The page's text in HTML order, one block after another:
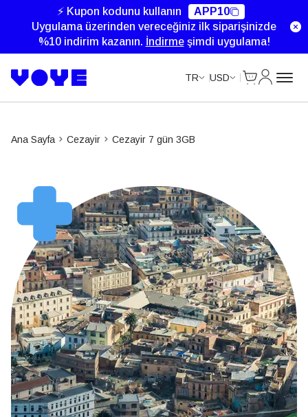
⚡ Kupon kodunu kullanın
APP10
Uygulama üzerinden vereceğiniz ilk siparişinizde
%10 indirim kazanın. İndirmeşimdi uygulama!
TR USD
Ana Sayfa Cezayir Cezayir 7 gün 3GB